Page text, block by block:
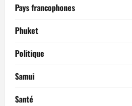
Pays francophones
Phuket
Politique
Samui
Santé